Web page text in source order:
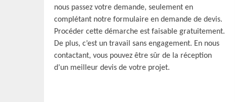
nous passez votre demande, seulement en
complétant notre formulaire en demande de devis.
Procéder cette démarche est faisable gratuitement.
De plus, c’est un travail sans engagement. En nous
contactant, vous pouvez être sûr de la réception
d’un meilleur devis de votre projet.